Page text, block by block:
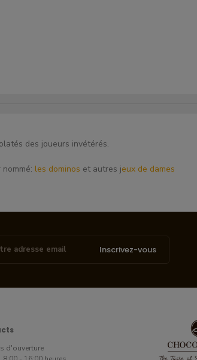
des joueurs invétérés.
les dominos et autres jeux de dames
Inscrivez-vous
d'ouverture